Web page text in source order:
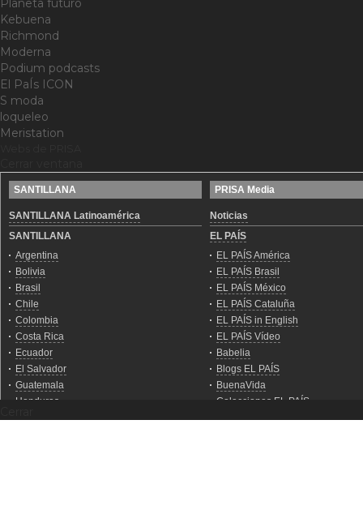
Planeta futuro
Kebuena
Richmond
Moderna
Podium podcasts
El PaÍs ICON
S moda
loqueleo
Meristation